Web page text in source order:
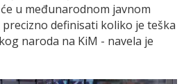
u međunarodnom javnom
definisati koliko je teška
naroda na KiM - navela je